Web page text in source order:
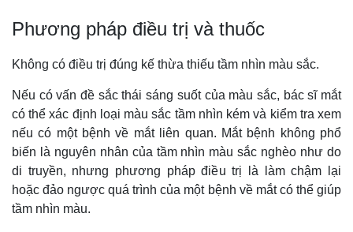
Phương pháp điều trị và thuốc
Không có điều trị đúng kế thừa thiếu tầm nhìn màu sắc.
Nếu có vấn đề sắc thái sáng suốt của màu sắc, bác sĩ mắt
có thể xác định loại màu sắc tầm nhìn kém và kiểm tra xem
nếu có một bệnh về mắt liên quan. Mắt bệnh không phổ
biến là nguyên nhân của tầm nhìn màu sắc nghèo như do
di truyền, nhưng phương pháp điều trị là làm chậm lại
hoặc đảo ngược quá trình của một bệnh về mắt có thể giúp
tầm nhìn màu.